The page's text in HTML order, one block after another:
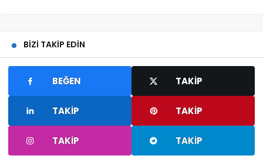
BIZI TAKIP EDIN
BEĞEN TAKIP
TAKIP TAKIP
TAKIP TAKIP